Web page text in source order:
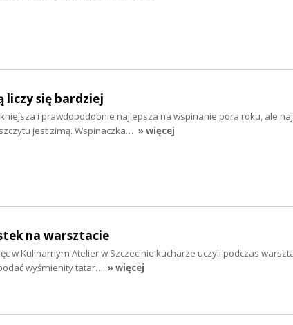
liczy się bardziej
i prawdopodobnie najlepsza na wspinanie pora roku, ale
jest zimą. Wspinaczka… » więcej
na warsztacie
w Kulinarnym Atelier w Szczecinie kucharze uczyli podczas
wyśmienity tatar… » więcej